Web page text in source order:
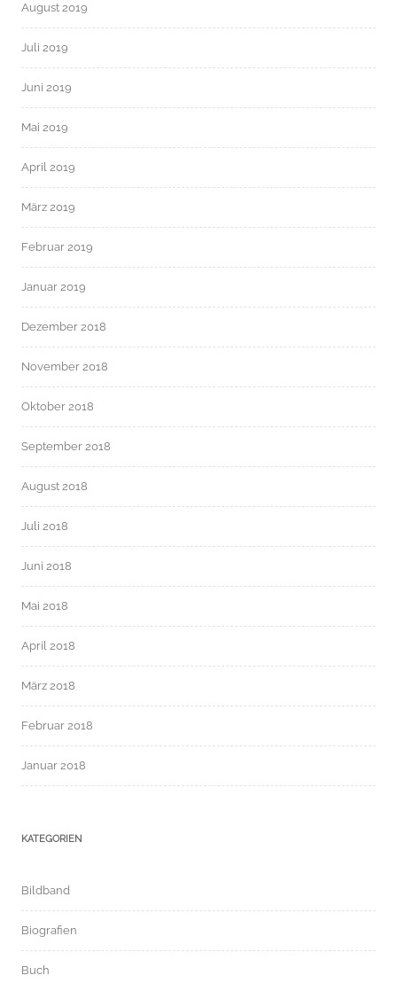
August 2019
Juli 2019
Juni 2019
Mai 2019
April 2019
März 2019
Februar 2019
Januar 2019
Dezember 2018
November 2018
Oktober 2018
September 2018
August 2018
Juli 2018
Juni 2018
Mai 2018
April 2018
März 2018
Februar 2018
Januar 2018
KATEGORIEN
Bildband
Biografien
Buch